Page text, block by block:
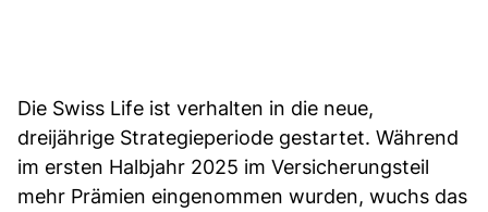
Die Swiss Life ist verhalten in die neue,
dreijährige Strategieperiode gestartet. Während
im ersten Halbjahr 2025 im Versicherungsteil
mehr Prämien eingenommen wurden, wuchs das